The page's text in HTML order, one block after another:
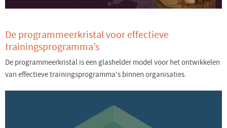
De programmeerkristal voor effectieve
trainingsprogramma’s
De programmeerkristal is een glashelder model voor het ontwikkelen
van effectieve trainingsprogramma's binnen organisaties.